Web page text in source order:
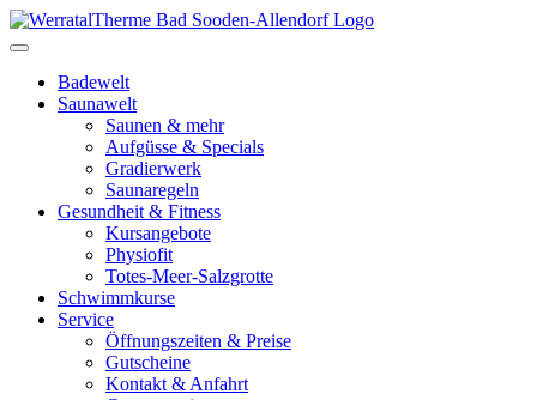
Toggle
navigationBadewelt
Saunawelt
Saunen & mehr
Aufgüsse & Specials
Gradierwerk
Saunaregeln
Gesundheit & Fitness
Kursangebote
Physiofit
Totes-Meer-Salzgrotte
Schwimmkurse
Service
Öffnungszeiten & Preise
Gutscheine
Kontakt & Anfahrt